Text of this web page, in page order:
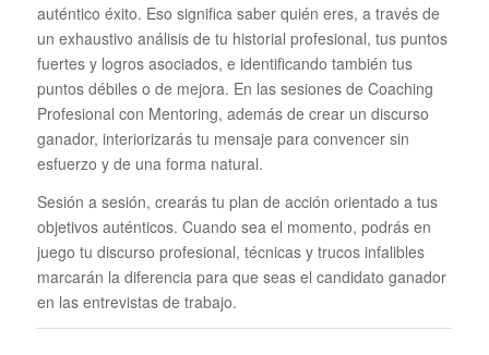
auténtico éxito. Eso significa saber quién eres, a través de
un exhaustivo análisis de tu historial profesional, tus puntos
fuertes y logros asociados, e identificando también tus
puntos débiles o de mejora. En las sesiones de Coaching
Profesional con Mentoring, además de crear un discurso
ganador, interiorizarás tu mensaje para convencer sin
esfuerzo y de una forma natural.
Sesión a sesión, crearás tu plan de acción orientado a tus
objetivos auténticos. Cuando sea el momento, podrás en
juego tu discurso profesional, técnicas y trucos infalibles
marcarán la diferencia para que seas el candidato ganador
en las entrevistas de trabajo.